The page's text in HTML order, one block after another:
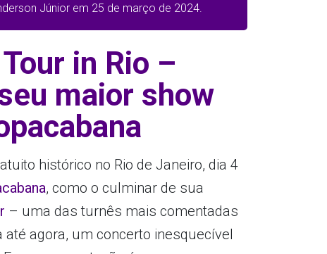
Júnior em 25 de março de 2024.
in Rio –
maior show
histórico no Rio de Janeiro, dia 4
, como o culminar de sua
– uma das turnês mais comentadas
agora, um concerto inesquecível